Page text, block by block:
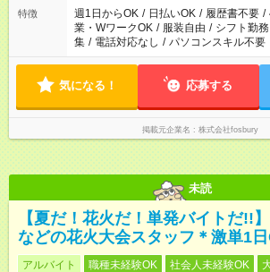
特徴 週1日からOK / 日払いOK / 履歴書不要 /
業・WワークOK / 服装自由 / シフト勤務
集 / 電話対応なし / パソコンスキル不要
気になる！ 応募する
掲載元企業名 株式会社fosbury
未読
【夏だ！花火だ！単発バイトだ!!
などの花火大会スタッフ＊激単1
アルバイト 職種未経験OK 社会人未経験OK